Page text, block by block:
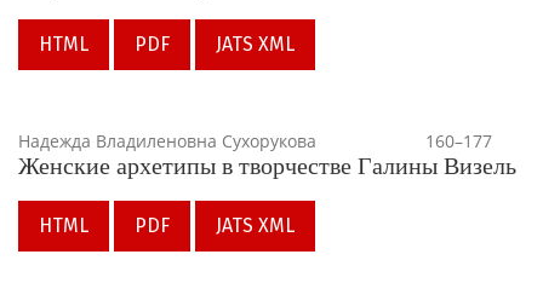
HTML PDF JATS XML
Надежда Владиленовна Сухорукова 160–177
Женские архетипы в творчестве Галины Визель
HTML PDF JATS XML